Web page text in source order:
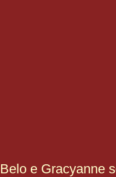
Belo e Gracyanne